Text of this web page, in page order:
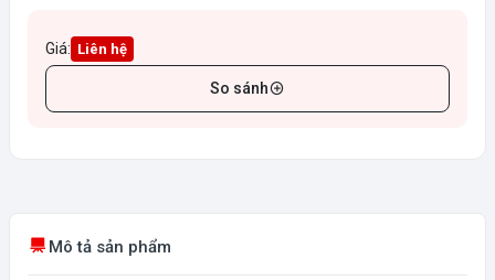
Giá: Liên hệ
So sánh
Mô tả sản phẩm